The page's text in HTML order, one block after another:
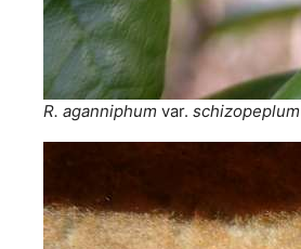
R. aganniphum var. schizopeplum